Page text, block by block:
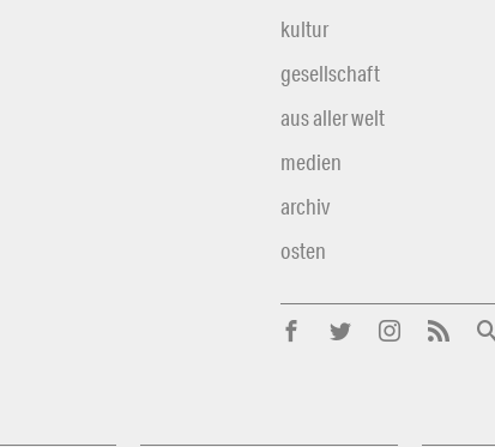
kultur
gesellschaft
aus aller welt
medien
archiv
osten